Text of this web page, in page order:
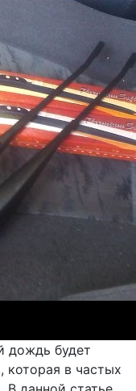
дождь будет
которая в частых